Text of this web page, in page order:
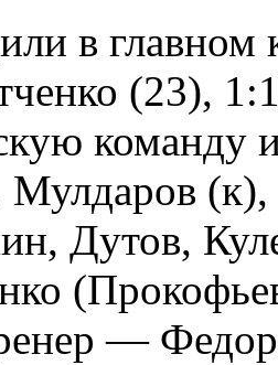
в
(23),
команду
Мулдаров
Дутов,
—